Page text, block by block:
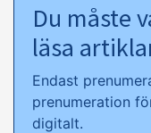
Du måste
läsa
Endast
prenumeration
digitalt.